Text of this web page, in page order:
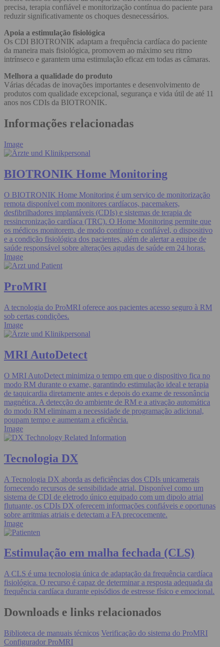
precisa, terapia confiável e monitorização contínua do paciente para
reduzir significativamente os choques desnecessários.
Apoia a estimulação fisiológica
Os CDI BIOTRONIK adaptam a frequência cardíaca do paciente
da maneira mais fisiológica, promovem ao máximo seu ritmo
intrínseco e garantem uma estimulação eficaz em todas as câmaras.
Melhora a qualidade do produto
Várias décadas de inovações importantes e desenvolvimento de
produtos com qualidade excepcional, segurança e vida útil de até 11
anos nos CDIs da BIOTRONIK.
Informações relacionadas
Image
BIOTRONIK Home Monitoring
O BIOTRONIK Home Monitoring é um serviço de monitorização
remota disponível com monitores cardíacos, pacemakers,
desfibrilhadores implantáveis (CDIs) e sistemas de terapia de
ressincronização cardíaca (TRC). O Home Monitoring permite que
os médicos monitorem, de modo contínuo e confiável, o dispositivo
e a condição fisiológica dos pacientes, além de alertar a equipe de
saúde responsável sobre alterações agudas de saúde em 24 horas.
Image
ProMRI
A tecnologia do ProMRI oferece aos pacientes acesso seguro à RM
sob certas condições.
Image
MRI AutoDetect
O MRI AutoDetect minimiza o tempo em que o dispositivo fica no
modo RM durante o exame, garantindo estimulação ideal e terapia
de taquicardia diretamente antes e depois do exame de ressonância
magnética. A detecção do ambiente de RM e a ativação automática
do modo RM eliminam a necessidade de programação adicional,
poupam tempo e aumentam a eficiência.
Image
Tecnologia DX
A Tecnologia DX aborda as deficiências dos CDIs unicamerais
fornecendo recursos de sensibilidade atrial. Disponível como um
sistema de CDI de eletrodo único equipado com um dipolo atrial
flutuante, os CDIs DX oferecem informações confiáveis e oportunas
sobre arritmias atriais e detectam a FA precocemente.
Image
Estimulação em malha fechada (CLS)
A CLS é uma tecnologia única de adaptação da frequência cardíaca
fisiológica. O recurso é capaz de determinar a resposta adequada da
frequência cardíaca durante episódios de estresse físico e emocional.
Downloads e links relacionados
Biblioteca de manuais técnicos Verificação do sistema do ProMRI
Configurador ProMRI